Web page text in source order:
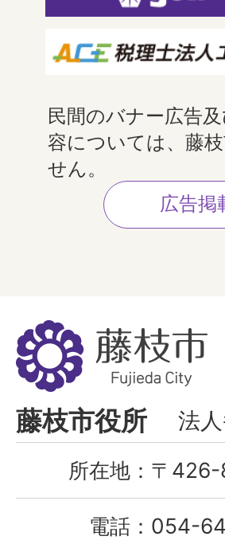
民間のバナー広告
容については、藤
せん。
広告掲
藤
枝
市
Fujieda
City
藤枝市役所 法
所在地： 〒426-
電話： 054-